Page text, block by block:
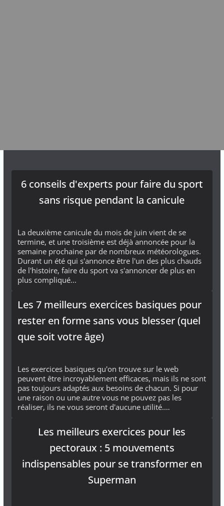
6 conseils d'experts pour faire du sport
sans risque pendant la canicule
La deuxième canicule du mois de juin vient de se
termine, et une troisième est déjà annoncée pour la
semaine prochaine par de nombreux météorologues.
Durant un été qui s'annonce être l'un des plus chauds
de l'histoire, faire du sport va s'annoncer de plus en
plus compliqué...
Les 7 meilleurs exercices basiques pour
rester en forme sans vous blesser (quel
que soit votre âge)
Les exercices basiques qu'on trouve sur le web
peuvent être incroyablement efficaces, mais ils ne sont
pas toujours adaptés aux besoins de chacun. Si pour
une raison ou une autre vous ne pouvez pas les
réaliser, ils ne vous seront d'aucune utilité.…
Les meilleurs exercices pour les
pectoraux : 5 mouvements
indispensables pour se transformer en
Superman